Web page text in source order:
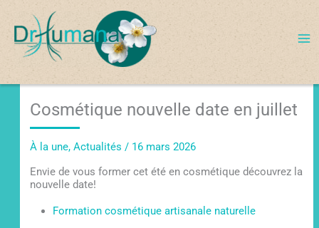
contenu
Cosmétique nouvelle date en juillet
À la une,Actualités / 16 mars 2026
Envie de vous former cet été en cosmétique découvrez la
nouvelle date!
Formation cosmétique artisanale naturelle